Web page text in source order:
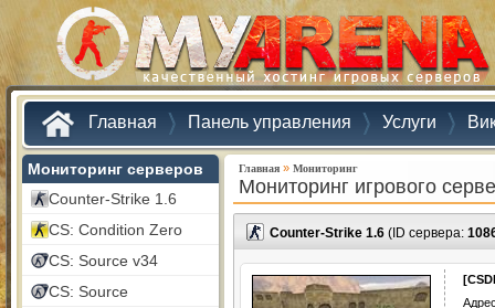
Главная Панель управления Услуги
Мониторинг серверов
Counter-Strike 1.6
CS: Condition Zero
CS: Source v34
CS: Source
Главная » Мониторинг
Мониторинг игрового
Counter-Strike 1.6 (ID сервера: